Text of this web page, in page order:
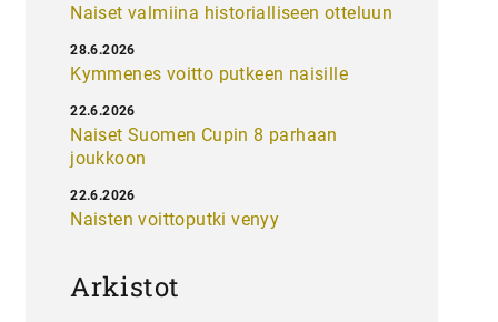
Naiset valmiina historialliseen otteluun
Kymmenes voitto putkeen naisille
28.6.2026
Naiset Suomen Cupin 8 parhaan
joukkoon
22.6.2026
Naisten voittoputki venyy
22.6.2026
Arkistot